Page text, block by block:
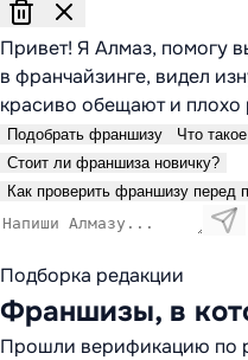
Привет! Я Алмаз, помогу
в франчайзинге, видел
красиво обещают и плохо
Подобрать франшизу
Что
Стоит ли франшиза новичку?
Как проверить франшизу перед
Подборка редакции
Франшизы, в
Прошли верификацию по